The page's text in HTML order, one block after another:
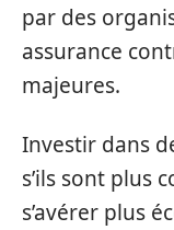
par des
assurance
majeures.
Investir dans
s’ils sont plus
s’avérer plus